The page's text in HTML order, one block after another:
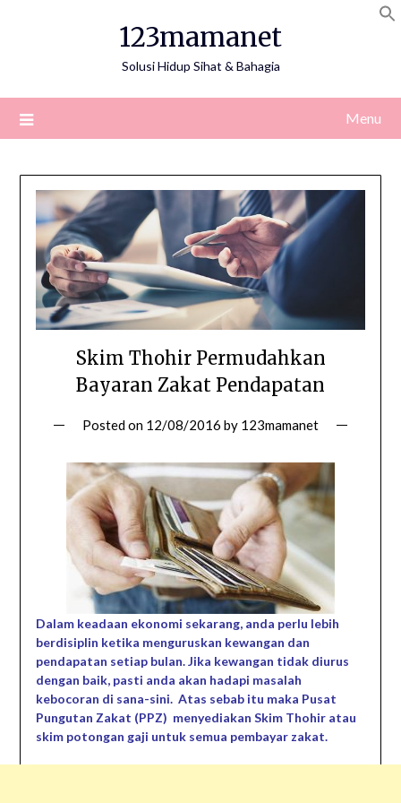
123mamanet
Solusi Hidup Sihat & Bahagia
Menu
Skim Thohir Permudahkan
Bayaran Zakat Pendapatan
Posted on 12/08/2016 by 123mamanet
Dalam keadaan ekonomi sekarang, anda perlu lebih
berdisiplin ketika menguruskan kewangan dan
pendapatan setiap bulan. Jika kewangan tidak diurus
dengan baik, pasti anda akan hadapi masalah
kebocoran di sana-sini. Atas sebab itu maka Pusat
Pungutan Zakat (PPZ) menyediakan Skim Thohir atau
skim potongan gaji untuk semua pembayar zakat.